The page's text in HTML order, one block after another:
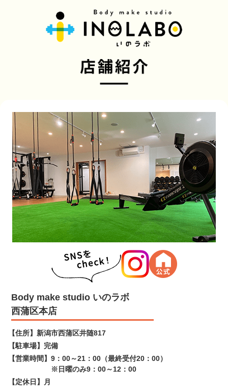
Body make studio いのラボ
西蒲区本店
【住所】 新潟市西蒲区井随817
【駐車場】 完備
【営業時間】 9：00～21：00（最終受付20：00）
※日曜のみ9：00～12：00
【定休日】
月